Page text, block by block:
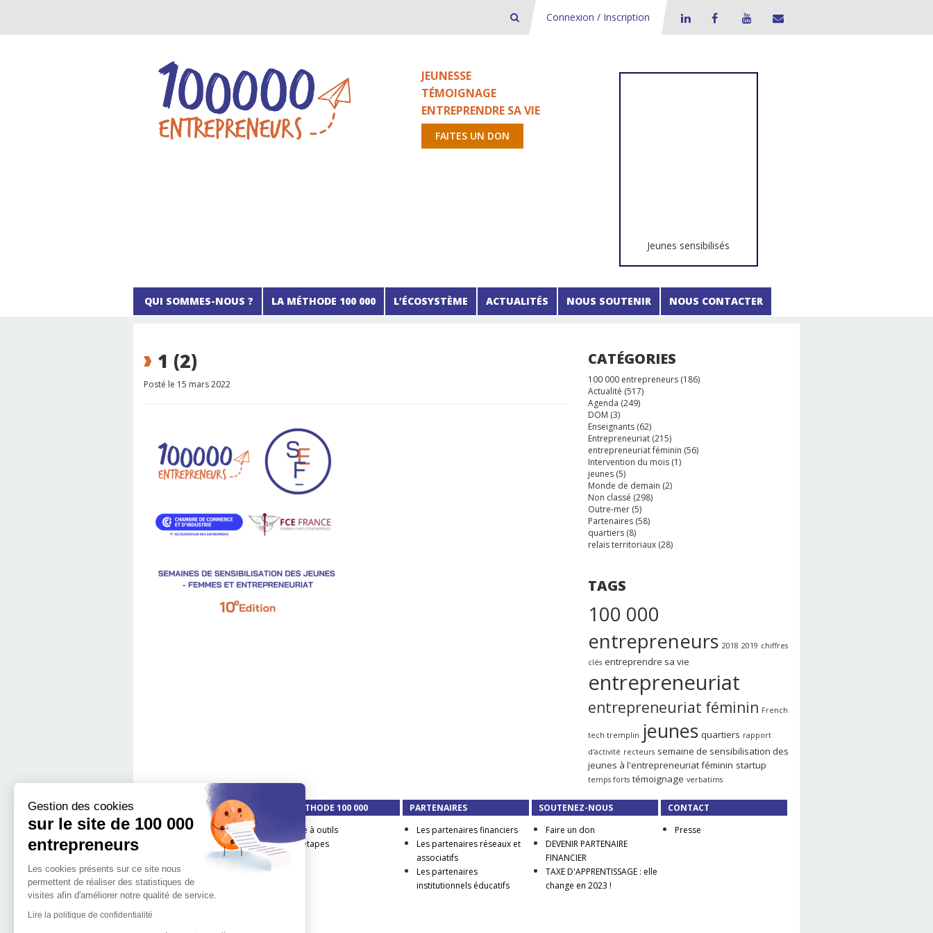
Connexion / Inscription
JEUNESSE
TÉMOIGNAGE
ENTREPRENDRE SA VIE
FAITES UN DON
Jeunes sensibilisés
QUI SOMMES-NOUS ? LA MÉTHODE 100 000 L’ÉCOSYSTÈME ACTUALITÉS NOUS SOUTENIR NOUS CONTACTER
1 (2)
Posté le 15 mars 2022
CATÉGORIES
100 000 entrepreneurs(186)
Actualité (517)
Agenda (249)
DOM (3)
Enseignants(62)
Entrepreneuriat(215)
entrepreneuriat féminin (56)
Intervention du mois(1)
jeunes(5)
Monde de demain (2)
Non classé (298)
Outre-mer(5)
Partenaires(58)
quartiers(8)
relais territoriaux(28)
TAGS
100 000
entrepreneurs 2018 2019 chiffres
clés entreprendre sa vie
entrepreneuriat
entrepreneuriat féminin French
tech tremplin jeunes quartiers rapport
d'activité recteurs semaine de sensibilisation des
jeunes à l'entrepreneuriat féminin startup
temps forts témoignage verbatims
QUI SOMMES-NOUS ?
Notre impact
L'implantation
géographique de 100.000
entrepreneurs
L'équipe de 100 000
LA MÉTHODE 100 000
boite à outils
Les étapes
PARTENAIRES
Les partenaires financiers
Les partenaires réseaux et
associatifs
Les partenaires
institutionnels éducatifs
SOUTENEZ-NOUS
Faire un don
DEVENIR PARTENAIRE
FINANCIER
TAXE D'APPRENTISSAGE : elle
change en 2023 !
CONTACT
Presse
Gestion des cookies
sur le site de 100 000
entrepreneurs
Les cookies présents sur ce site nous
permettent de réaliser des statistiques de
visites afin d'améliorer notre qualité de service.
Lire la politique de confidentialité